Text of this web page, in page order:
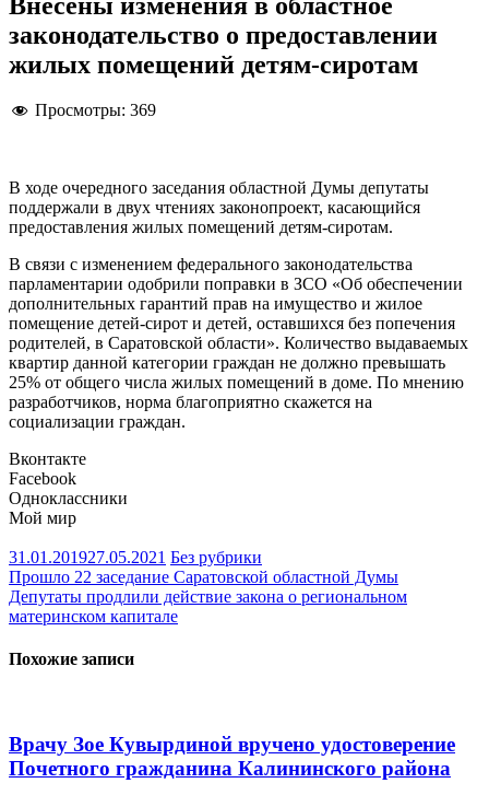
законодательство о предоставлении
жилых помещений детям-сиротам
Просмотры: 369
В ходе очередного заседания областной Думы депутаты
поддержали в двух чтениях законопроект, касающийся
предоставления жилых помещений детям-сиротам.
В связи с изменением федерального законодательства
парламентарии одобрили поправки в ЗСО «Об обеспечении
дополнительных гарантий прав на имущество и жилое
помещение детей-сирот и детей, оставшихся без попечения
родителей, в Саратовской области». Количество выдаваемых
квартир данной категории граждан не должно превышать
25% от общего числа жилых помещений в доме. По мнению
разработчиков, норма благоприятно скажется на
социализации граждан.
Вконтакте
Facebook
Одноклассники
Мой мир
31.01.201927.05.2021 Без рубрики
Навигация
по
Прошло 22 заседание Саратовской областной Думы
Депутаты продлили действие закона о региональном
материнском капитале
Похожие записи
Врачу Зое Кувырдиной вручено удостоверение
Почетного гражданина Калининского района